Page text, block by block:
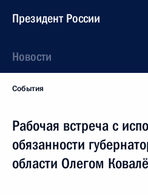
Президент России
Новости
События
Рабочая встреча с
обязанности
области Олегом